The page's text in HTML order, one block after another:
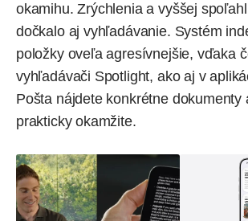
okamihu. Zrýchlenia a vyššej
dočkalo aj vyhľadávanie. Systém
položky oveľa agresívnejšie, vďaka
vyhľadávači Spotlight, ako aj v
Pošta nájdete konkrétne dokumenty
prakticky okamžite.